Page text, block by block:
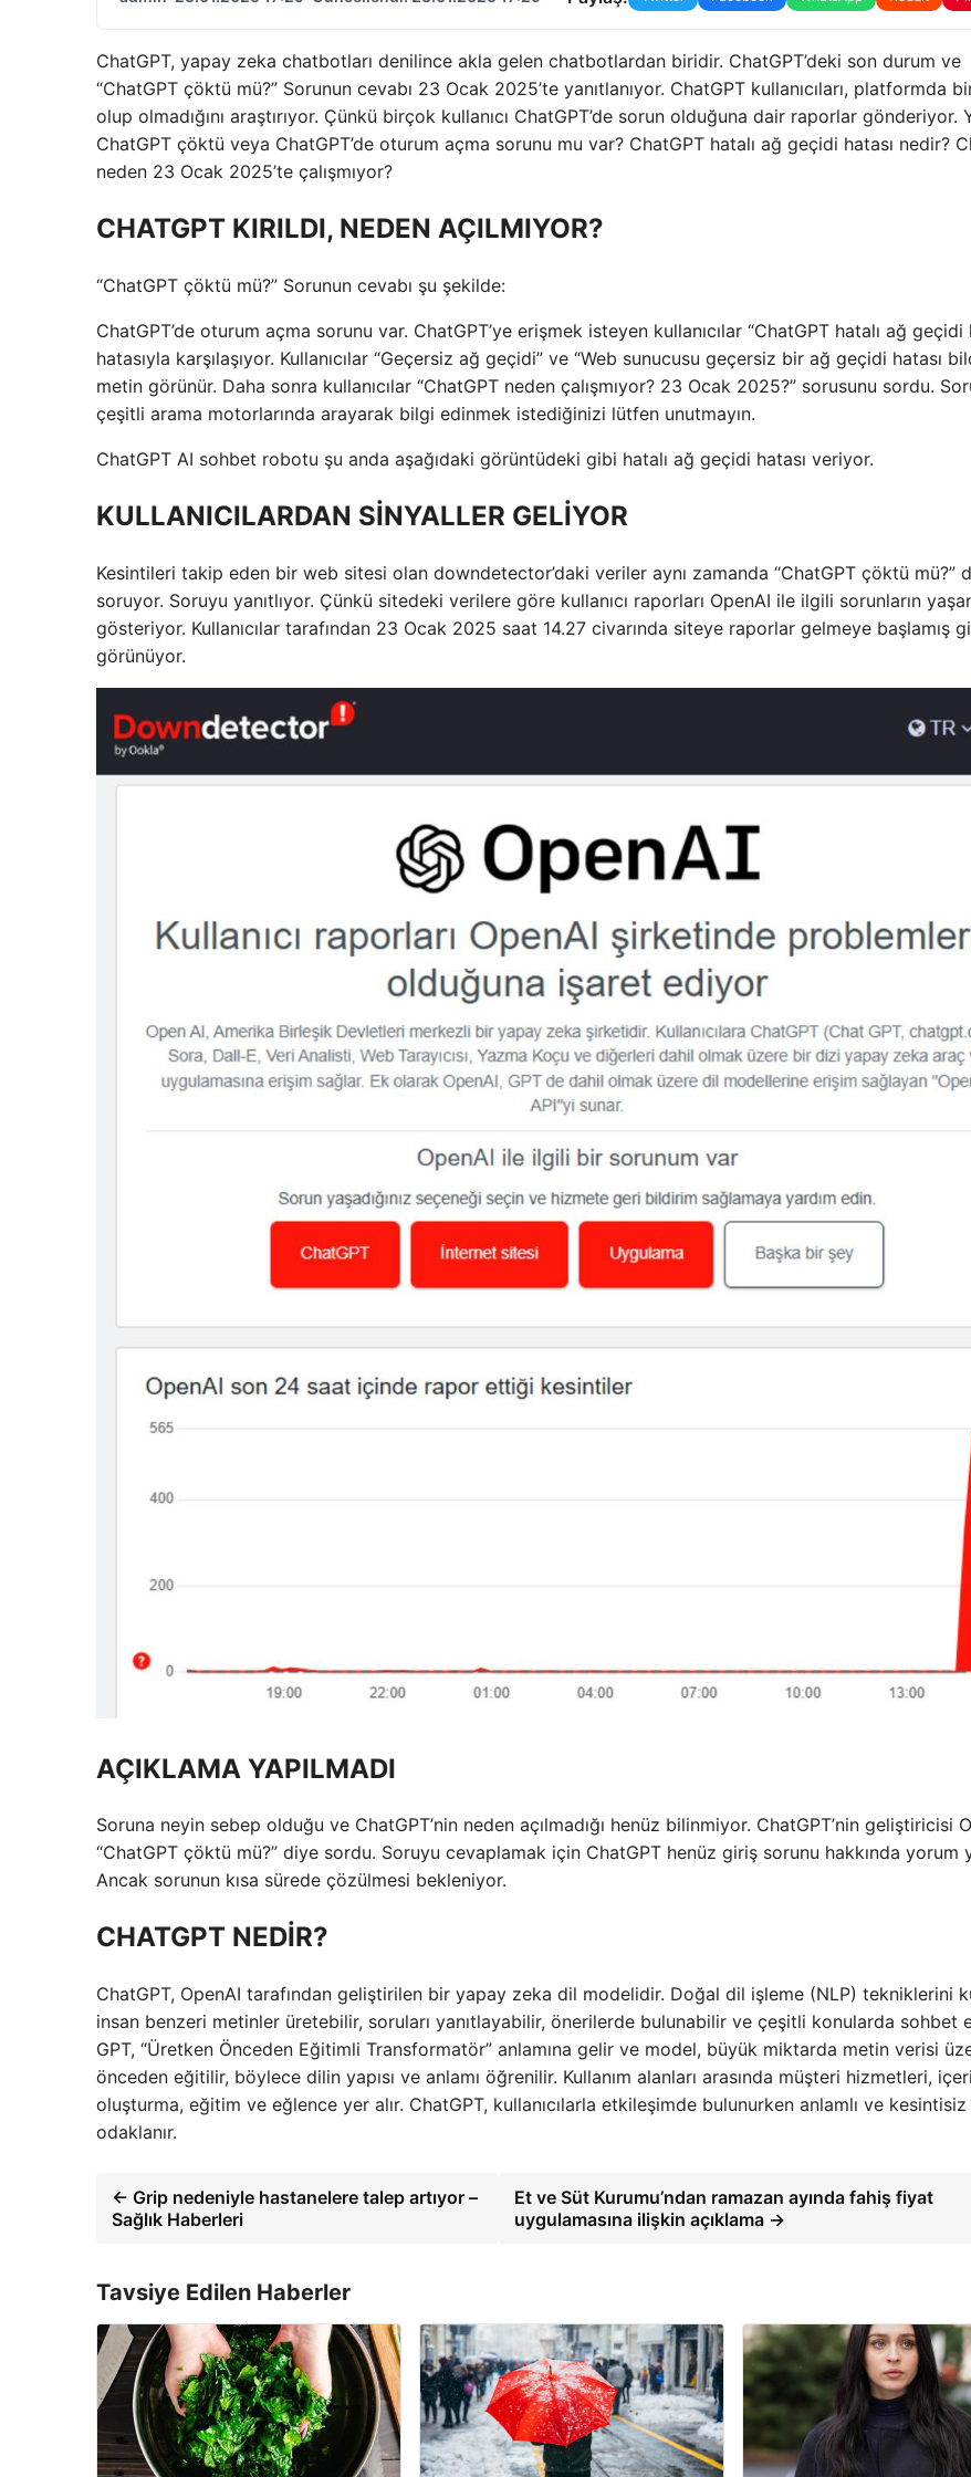
ChatGPT, yapay zeka chatbotları denilince akla gelen chatbotlardan biridir. ChatGPT’deki son durum ve
“ChatGPT çöktü mü?” Sorunun cevabı 23 Ocak 2025’te yanıtlanıyor. ChatGPT kullanıcıları, platformda
olup olmadığını araştırıyor. Çünkü birçok kullanıcı ChatGPT’de sorun olduğuna dair raporlar gönderiyor.
ChatGPT çöktü veya ChatGPT’de oturum açma sorunu mu var? ChatGPT hatalı ağ geçidi hatası nedir?
neden 23 Ocak 2025’te çalışmıyor?
CHATGPT KIRILDI, NEDEN AÇILMIYOR?
“ChatGPT çöktü mü?” Sorunun cevabı şu şekilde:
ChatGPT’de oturum açma sorunu var. ChatGPT’ye erişmek isteyen kullanıcılar “ChatGPT hatalı ağ geçidi
hatasıyla karşılaşıyor. Kullanıcılar “Geçersiz ağ geçidi” ve “Web sunucusu geçersiz bir ağ geçidi hatası
metin görünür. Daha sonra kullanıcılar “ChatGPT neden çalışmıyor? 23 Ocak 2025?” sorusunu sordu.
çeşitli arama motorlarında arayarak bilgi edinmek istediğinizi lütfen unutmayın.
ChatGPT AI sohbet robotu şu anda aşağıdaki görüntüdeki gibi hatalı ağ geçidi hatası veriyor.
KULLANICILARDAN SİNYALLER GELİYOR
Kesintileri takip eden bir web sitesi olan downdetector’daki veriler aynı zamanda “ChatGPT çöktü mü?”
soruyor. Soruyu yanıtlıyor. Çünkü sitedeki verilere göre kullanıcı raporları OpenAI ile ilgili sorunların
gösteriyor. Kullanıcılar tarafından 23 Ocak 2025 saat 14.27 civarında siteye raporlar gelmeye başlamış
görünüyor.
AÇIKLAMA YAPILMADI
Soruna neyin sebep olduğu ve ChatGPT’nin neden açılmadığı henüz bilinmiyor. ChatGPT’nin geliştiricisi
“ChatGPT çöktü mü?” diye sordu. Soruyu cevaplamak için ChatGPT henüz giriş sorunu hakkında yorum
Ancak sorunun kısa sürede çözülmesi bekleniyor.
CHATGPT NEDİR?
ChatGPT, OpenAI tarafından geliştirilen bir yapay zeka dil modelidir. Doğal dil işleme (NLP) tekniklerini
insan benzeri metinler üretebilir, soruları yanıtlayabilir, önerilerde bulunabilir ve çeşitli konularda sohbet
GPT, “Üretken Önceden Eğitimli Transformatör” anlamına gelir ve model, büyük miktarda metin verisi
önceden eğitilir, böylece dilin yapısı ve anlamı öğrenilir. Kullanım alanları arasında müşteri hizmetleri,
oluşturma, eğitim ve eğlence yer alır. ChatGPT, kullanıcılarla etkileşimde bulunurken anlamlı ve kesintisiz
odaklanır.
← Grip nedeniyle hastanelere talep artıyor –
Sağlık Haberleri
Et ve Süt Kurumu’ndan ramazan ayında fahiş fiyat
uygulamasına ilişkin açıklama →
Tavsiye Edilen Haberler